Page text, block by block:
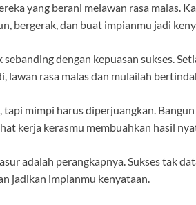
yang berani melawan rasa malas.
bergerak, dan buat impianmu jadi
dengan kepuasan sukses.
lawan rasa malas dan mulailah
tapi mimpi harus diperjuangkan.
kerja kerasmu membuahkan hasil
adalah perangkapnya. Sukses tak
jadikan impianmu kenyataan.